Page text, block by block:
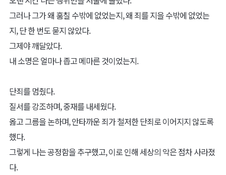
그러나 그가 왜 훔칠 수밖에 없었는지, 왜 죄를 지을 수밖에 없었는
지, 단 한 번도 묻지 않았다.
그제야 깨달았다.
내 소명은 얼마나 좁고 메마른 것이었는지.
단죄를 멈췄다.
질서를 강조하며, 중재를 내세웠다.
옳고 그름을 논하며, 안타까운 죄가 철저한 단죄로 이어지지 않도록
했다.
그렇게 나는 공정함을 추구했고, 이로 인해 세상의 악은 점차 사라졌
다.